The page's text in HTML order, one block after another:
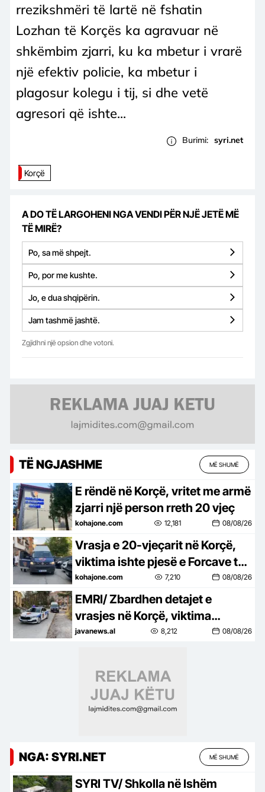
rrezikshmëri të lartë në fshatin
Lozhan të Korçës ka agravuar në
shkëmbim zjarri, ku ka mbetur i vrarë
një efektiv policie, ka mbetur i
plagosur kolegu i tij, si dhe vetë
agresori që ishte...
Burimi: syri.net
Korçë
A DO TË LARGOHENI NGA VENDI PËR NJË JETË MË
TË MIRË?
Po, sa më shpejt.
Po, por me kushte.
Jo, e dua shqipërin.
Jam tashmë jashtë.
Zgjidhni një opsion dhe votoni.
TË NGJASHME MË SHUMË
E rëndë në Korçë, vritet me armë
zjarri një person rreth 20 vjeç
kohajone.com 12,181 08/08/26
Vrasja e 20-vjeçarit në Korçë,
viktima ishte pjesë e Forcave të
Armatosura
kohajone.com 7,210 08/08/26
EMRI/ Zbardhen detajet e
vrasjes në Korçë, viktima
ushtarak! Autori e ndoqi me
javanews.al 8,212 08/08/26
NGA: SYRI.NET MË SHUMË
SYRI TV/ Shkolla në Ishëm